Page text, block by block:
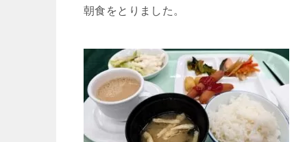
朝食をとりました。